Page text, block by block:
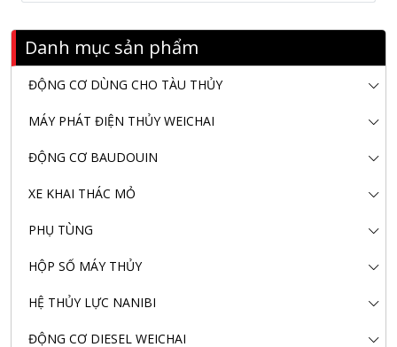
Danh mục sản phẩm
ĐỘNG CƠ DÙNG CHO TÀU THỦY
MÁY PHÁT ĐIỆN THỦY WEICHAI
ĐỘNG CƠ BAUDOUIN
XE KHAI THÁC MỎ
PHỤ TÙNG
HỘP SỐ MÁY THỦY
HỆ THỦY LỰC NANIBI
ĐỘNG CƠ DIESEL WEICHAI